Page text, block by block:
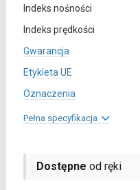
Indeks nośności
Indeks prędkości
Gwarancja
Etykieta UE
Oznaczenia
Pełna specyfikacja
Dostępne od ręki